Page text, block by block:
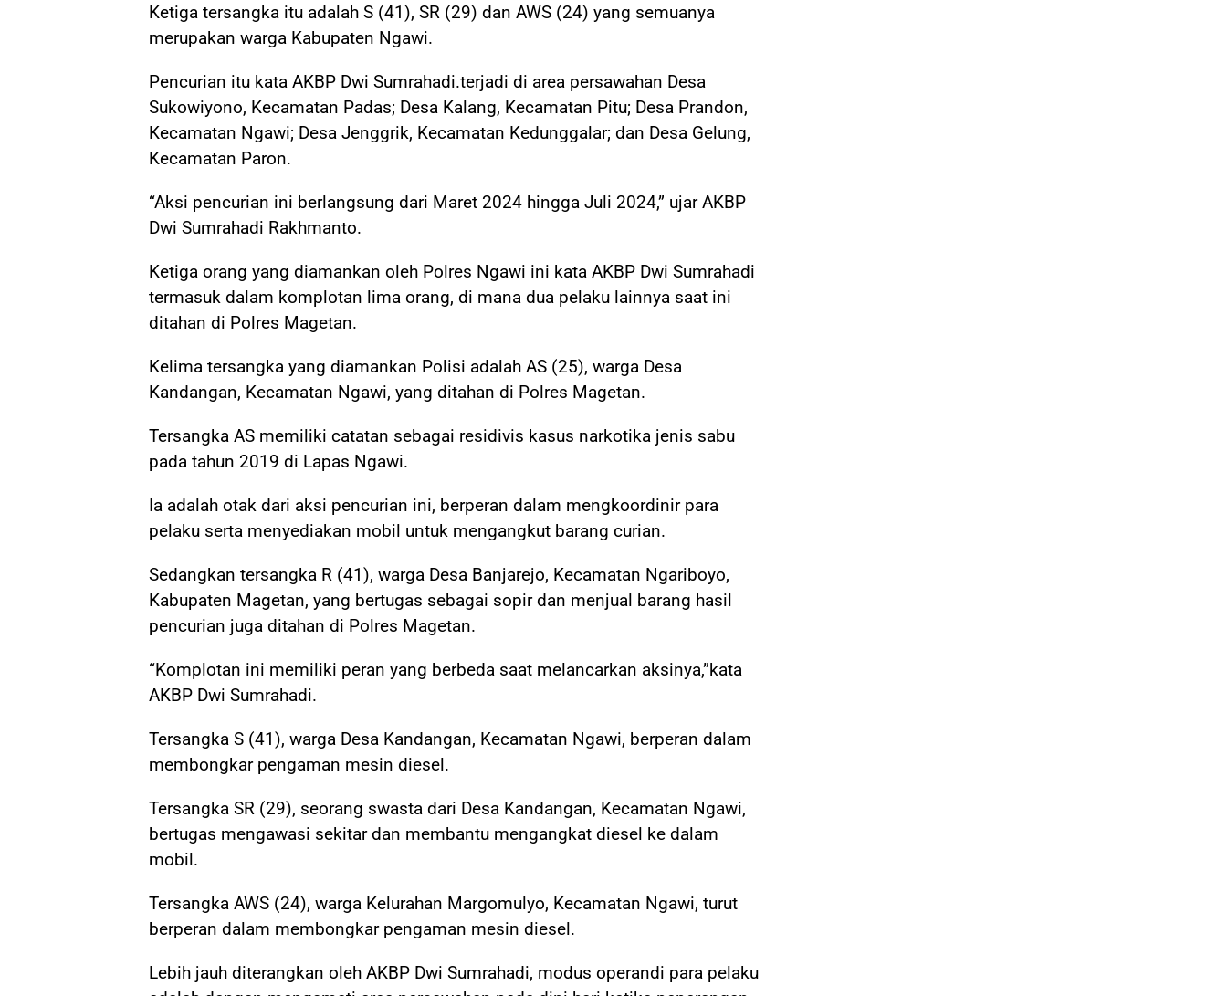
Ketiga tersangka itu adalah S (41), SR (29) dan AWS (24) yang semuanya
merupakan warga Kabupaten Ngawi.
Pencurian itu kata AKBP Dwi Sumrahadi.terjadi di area persawahan Desa
Sukowiyono, Kecamatan Padas; Desa Kalang, Kecamatan Pitu; Desa Prandon,
Kecamatan Ngawi; Desa Jenggrik, Kecamatan Kedunggalar; dan Desa Gelung,
Kecamatan Paron.
“Aksi pencurian ini berlangsung dari Maret 2024 hingga Juli 2024,” ujar AKBP
Dwi Sumrahadi Rakhmanto.
Ketiga orang yang diamankan oleh Polres Ngawi ini kata AKBP Dwi Sumrahadi
termasuk dalam komplotan lima orang, di mana dua pelaku lainnya saat ini
ditahan di Polres Magetan.
Kelima tersangka yang diamankan Polisi adalah AS (25), warga Desa
Kandangan, Kecamatan Ngawi, yang ditahan di Polres Magetan.
Tersangka AS memiliki catatan sebagai residivis kasus narkotika jenis sabu
pada tahun 2019 di Lapas Ngawi.
Ia adalah otak dari aksi pencurian ini, berperan dalam mengkoordinir para
pelaku serta menyediakan mobil untuk mengangkut barang curian.
Sedangkan tersangka R (41), warga Desa Banjarejo, Kecamatan Ngariboyo,
Kabupaten Magetan, yang bertugas sebagai sopir dan menjual barang hasil
pencurian juga ditahan di Polres Magetan.
“Komplotan ini memiliki peran yang berbeda saat melancarkan aksinya,”kata
AKBP Dwi Sumrahadi.
Tersangka S (41), warga Desa Kandangan, Kecamatan Ngawi, berperan dalam
membongkar pengaman mesin diesel.
Tersangka SR (29), seorang swasta dari Desa Kandangan, Kecamatan Ngawi,
bertugas mengawasi sekitar dan membantu mengangkat diesel ke dalam
mobil.
Tersangka AWS (24), warga Kelurahan Margomulyo, Kecamatan Ngawi, turut
berperan dalam membongkar pengaman mesin diesel.
Lebih jauh diterangkan oleh AKBP Dwi Sumrahadi, modus operandi para pelaku